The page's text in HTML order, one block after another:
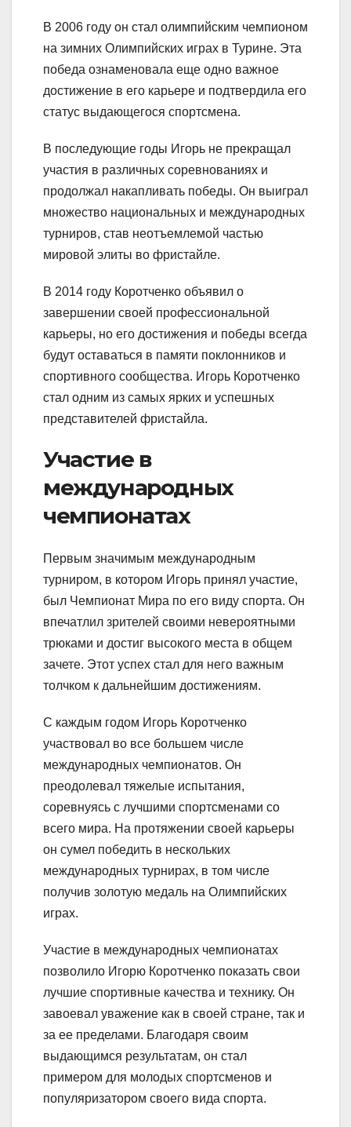
В 2006 году он стал олимпийским чемпионом
на зимних Олимпийских играх в Турине. Эта
победа ознаменовала еще одно важное
достижение в его карьере и подтвердила его
статус выдающегося спортсмена.
В последующие годы Игорь не прекращал
участия в различных соревнованиях и
продолжал накапливать победы. Он выиграл
множество национальных и международных
турниров, став неотъемлемой частью
мировой элиты во фристайле.
В 2014 году Коротченко объявил о
завершении своей профессиональной
карьеры, но его достижения и победы всегда
будут оставаться в памяти поклонников и
спортивного сообщества. Игорь Коротченко
стал одним из самых ярких и успешных
представителей фристайла.
Участие в
международных
чемпионатах
Первым значимым международным
турниром, в котором Игорь принял участие,
был Чемпионат Мира по его виду спорта. Он
впечатлил зрителей своими невероятными
трюками и достиг высокого места в общем
зачете. Этот успех стал для него важным
толчком к дальнейшим достижениям.
С каждым годом Игорь Коротченко
участвовал во все большем числе
международных чемпионатов. Он
преодолевал тяжелые испытания,
соревнуясь с лучшими спортсменами со
всего мира. На протяжении своей карьеры
он сумел победить в нескольких
международных турнирах, в том числе
получив золотую медаль на Олимпийских
играх.
Участие в международных чемпионатах
позволило Игорю Коротченко показать свои
лучшие спортивные качества и технику. Он
завоевал уважение как в своей стране, так и
за ее пределами. Благодаря своим
выдающимся результатам, он стал
примером для молодых спортсменов и
популяризатором своего вида спорта.